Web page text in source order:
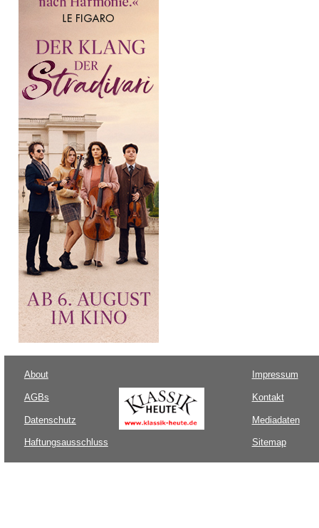
About
AGBs
Datenschutz
Haftungsausschluss
Impressum
Kontakt
Mediadaten
Sitemap